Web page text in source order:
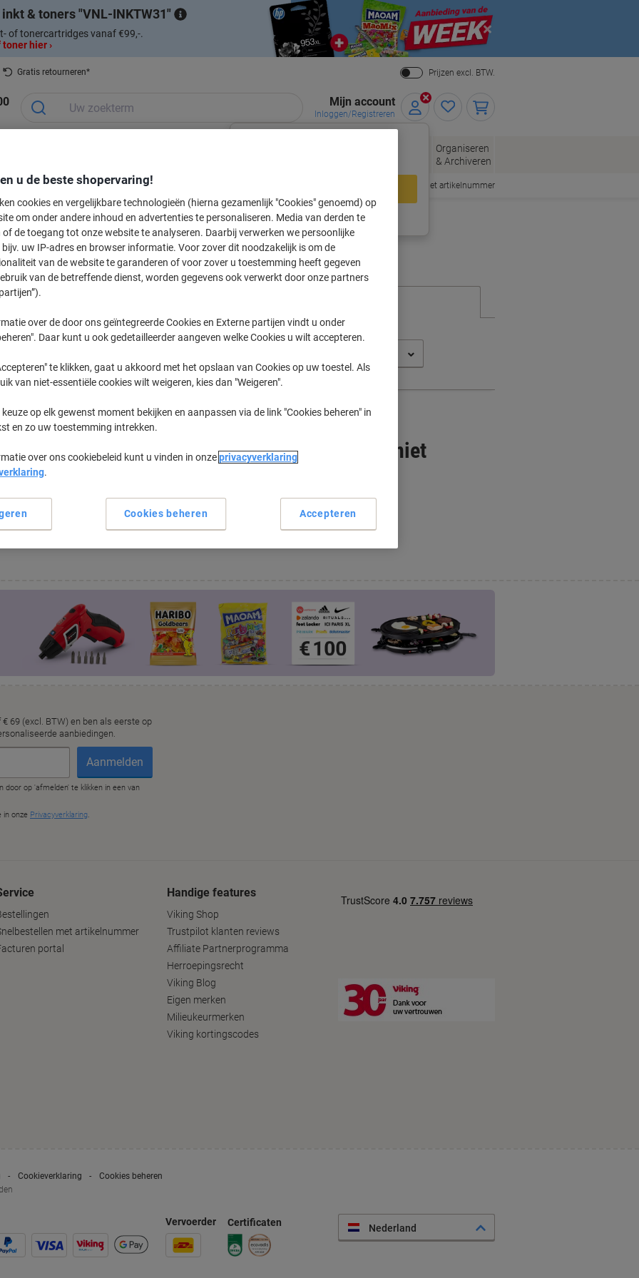
inkt & toners VNL-INKTW31
of tonercartridges vanaf €99,-.
hier ›
Close
Gratis retourneren*
Prijzen excl. BTW.
Mijn account
Inloggen/Registreren
Nieuw bij Viking?Meld u nu aan
Organiseren
& Archiveren
seizoensgebonden Cadeaushop Snel bestellen met artikelnummer
voor uw printer
Kies merk, reeks en model uit de opties hieronder
gekochte cartridges te tonen
Officejet 6110 Printer Inkt Cartridges" zijn niet
kantoormachines...
met artikelnummer
portal
Handige features
Viking Shop
Trustpilot klanten reviews
Affiliate Partnerprogramma
Herroepingsrecht
Viking Blog
Eigen merken
Milieukeurmerken
Viking kortingscodes
Cookieverklaring
Cookies beheren
Vervoerder Certificaten Nederland
u de beste shopervaring!
cookies en vergelijkbare technologieën (hierna gezamenlijk "Cookies" genoemd) op
om onder andere inhoud en advertenties te personaliseren. Media van derden te
of de toegang tot onze website te analyseren. Daarbij verwerken we persoonlijke
bijv. uw IP-adres en browser informatie. Voor zover dit noodzakelijk is om de
van de website te garanderen of voor zover u toestemming heeft gegeven
van de betreffende dienst, worden gegevens ook verwerkt door onze partners
over de door ons geïntegreerde Cookies en Externe partijen vindt u onder
Daar kunt u ook gedetailleerder aangeven welke Cookies u wilt accepteren.
te klikken, gaat u akkoord met het opslaan van Cookies op uw toestel. Als
van niet-essentiële cookies wilt weigeren, kies dan "Weigeren".
op elk gewenst moment bekijken en aanpassen via de link "Cookies beheren" in
en zo uw toestemming intrekken.
over ons cookiebeleid kunt u vinden in onzeprivacyverklaring
.
Cookies beheren Accepteren